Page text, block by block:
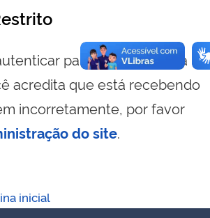
para visualizar essa
acredita que está recebendo
incorretamente, por favor
do site.
inicial